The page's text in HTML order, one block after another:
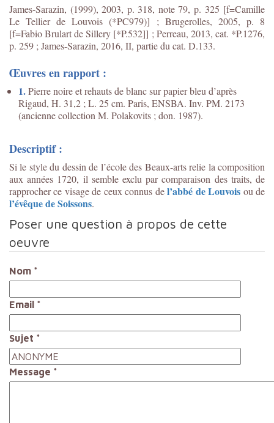
James-Sarazin, (1999), 2003, p. 318, note 79, p. 325 [f=Camille
Le Tellier de Louvois (*PC979)] ; Brugerolles, 2005, p. 8
[f=Fabio Brulart de Sillery [*P.532]] ; Perreau, 2013, cat. *P.1276,
p. 259 ; James-Sarazin, 2016, II, partie du cat. D.133.
Œuvres en rapport :
1.Pierre noire et rehauts de blanc sur papier bleu d’après
Rigaud, H. 31,2 ; L. 25 cm. Paris, ENSBA. Inv. PM. 2173
(ancienne collection M. Polakovits ; don. 1987).
Descriptif :
Si le style du dessin de l’école des Beaux-arts relie la composition
aux années 1720, il semble exclu par comparaison des traits, de
rapprocher ce visage de ceux connus del’abbé de Louvois ou de
l’évêque de Soissons.
Poser une question à propos de cette
oeuvre
Nom *
Email *
Sujet *
Message *